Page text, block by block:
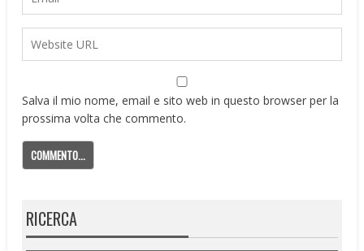
Salva il mio nome, email e sito web in questo browser per la
prossima volta che commento.
RICERCA